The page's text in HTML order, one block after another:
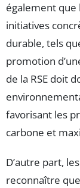
également
initiatives
durable, tels
promotion
de la RSE doit
favorisant les
carbone et
D’autre part, les
reconnaître